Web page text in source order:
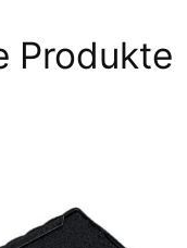
Produkte